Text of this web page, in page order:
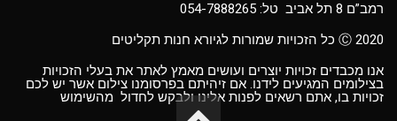
רמב”ם 8 תל אביב טל:
054-7888265
Ⓒ 2020 כל הזכויות שמורות לגיורא חנות תקליטים
אנו מכבדים זכויות יוצרים ועושים מאמץ לאתר את בעלי הזכויות
בצילומים המגיעים לידנו. אם זיהיתם בפרסומנו צילום אשר יש לכם
זכויות בו, אתם רשאים לפנות אלינו ולבקש לחדול מהשימוש